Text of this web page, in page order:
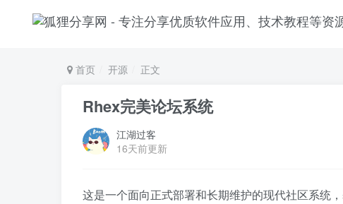
首页 开源 正文
Rhex完美论坛系统
江湖过客
16天前更新
这是一个面向正式部署和长期维护的现代社区系统